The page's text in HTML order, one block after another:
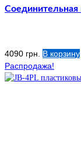
Соединительная
4090 грн.
В корзину
Распродажа!